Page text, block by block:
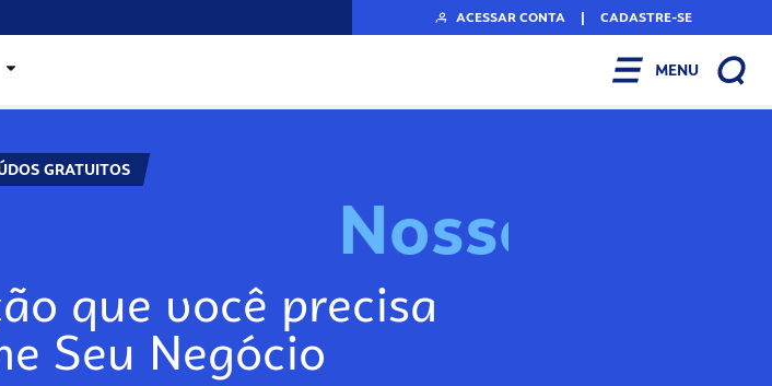
ACESSAR CONTA | CADASTRE-SE
MENU
GRATUITOS
Nosso
que você precisa
Seu Negócio